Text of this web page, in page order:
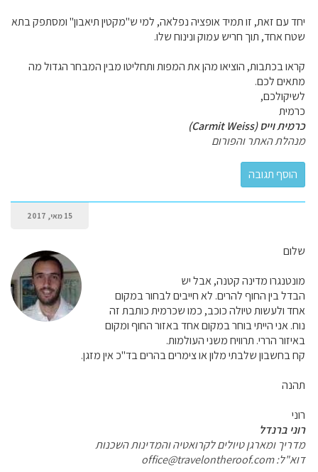
יחד עם זאת, זו תמיד אופציה נפלאה, למי ש"מקטין תיאבון" ומסתפק בתא
שטח אחד, תוך חריש עמוק ונינוח שלו.
קראו בכתבות, הוציאו מהן את המפות ותחליטו מבין המבחר הגדול מה
מתאים לכם.
לשיקולכם,
כרמית
כרמית וייס (Carmit Weiss)
מנהלת האתר והפורום
15 מאי, 2017
שלום
מונטנגרו מדינה קטנה, אבל יש
הבדל בין החוף להרים. לא חייבים לבחור במקום
אחד ולעשות טיולה כוכב, כמו שכרמית כותבת זה
נוח. אני הייתי בוחר במקום אחד באזור החוף ומקום
באיזור הררי. תרוויח משני העולמות.
קח בחשבון שלבתי מלון או צימרים בהרים בד''כ אין מזגן.
תהנה
רוני
רוני ברנדל
מדריך ומארגן טיולים לקרואטיה והמדינות השכנות
דוא"ל: office@travelontheroof.com